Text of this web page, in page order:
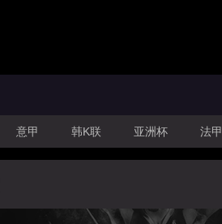
意甲 韩K联 亚洲杯 法甲